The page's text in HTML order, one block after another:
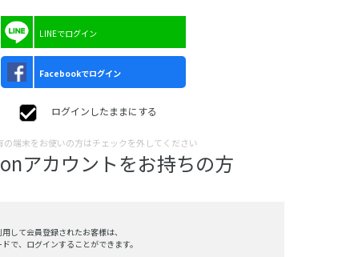
LINEでログイン
Facebookでログイン
ログインしたままにする
の端末をお使いの方はチェックを外してください
アカウントをお持ちの方
して会員登録されたお客様は、
で、ログインすることができます。